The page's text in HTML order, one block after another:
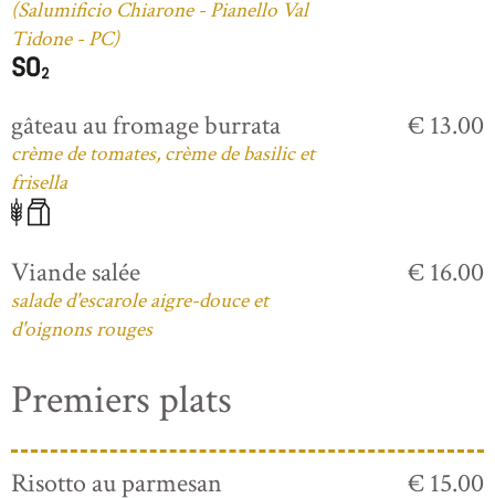
(Salumificio Chiarone - Pianello Val
Tidone - PC)
gâteau au fromage burrata
crème de tomates, crème de basilic et
frisella
€ 13.00
Viande salée
salade d'escarole aigre-douce et
d'oignons rouges
€ 16.00
Premiers plats
Risotto au parmesan € 15.00